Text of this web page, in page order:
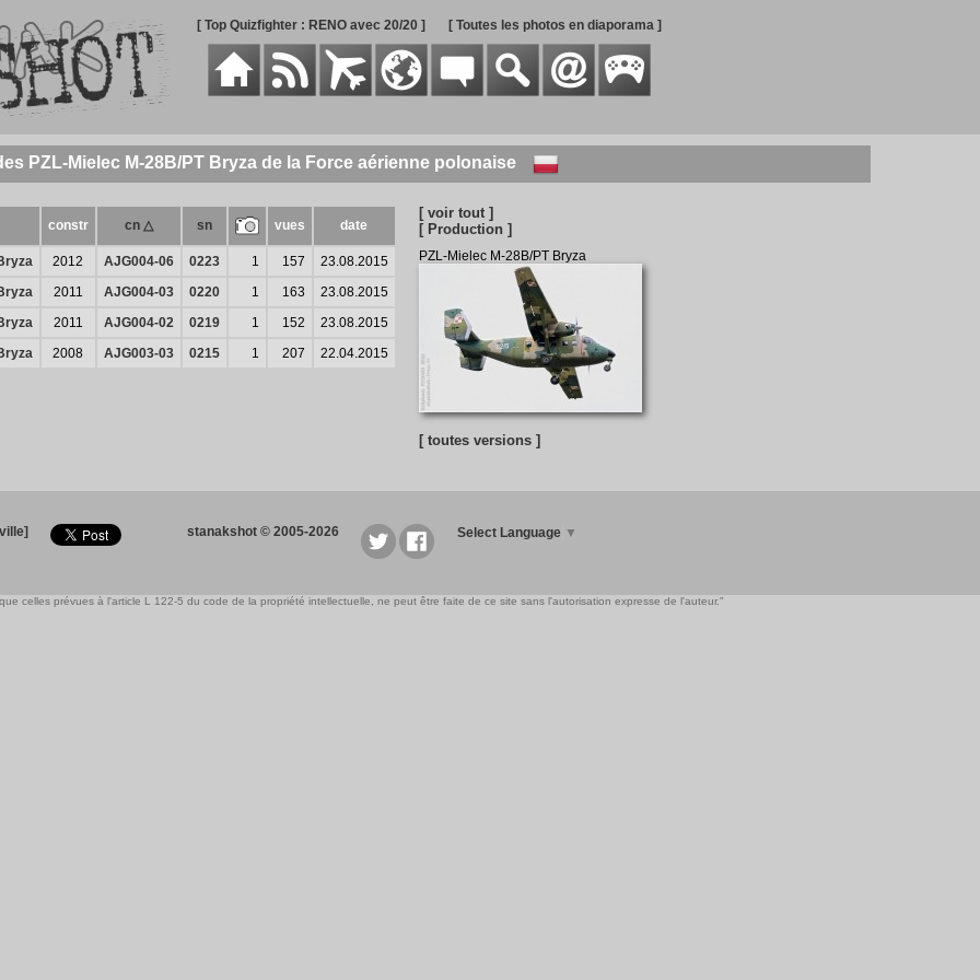
[ Top Quizfighter : RENO avec 20/20 ] [ Toutes les photos en diaporama ]
PZL-Mielec M-28B/PT Bryza de la Force aérienne polonaise
constr cn △ sn vues date
2012 AJG004-06 0223 1 157
23.08.2015
2011 AJG004-03 0220 1 163
23.08.2015
2011 AJG004-02 0219 1 152
23.08.2015
2008 AJG003-03 0215 1 207 22.04.2015
[ voir tout ]
[ Production ]
PZL-Mielec M-28B/PT Bryza
[ toutes versions ]
stanakshot © 2005-2026 Select Language ▼
celles prévues à l'article L 122-5 du code de la propriété intellectuelle, ne peut être faite de ce site sans l'autorisation expresse de l'auteur."